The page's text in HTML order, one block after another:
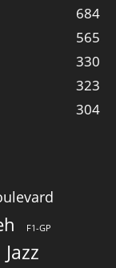
684
565
330
323
304
F1-GP
Jazz